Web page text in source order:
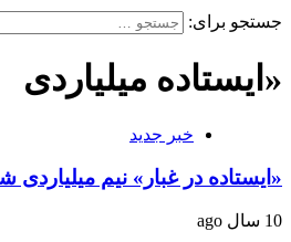
جستجو برای:
«ایستاده میلیاردی
خبر جدید
«ایستاده در غبار» نیم میلیاردی
10 سال ago